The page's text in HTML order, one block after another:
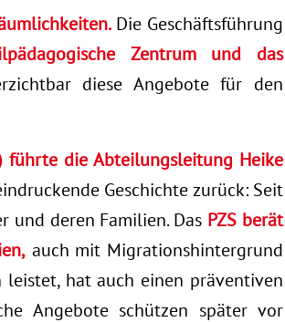
Die Geschäftsführung
Zentrum und das
diese Angebote für den
führte die Abteilungsleitung Heike
Geschichte zurück: Seit
und deren Familien. Das PZS berät
auch mit Migrationshintergrund
leistet, hat auch einen präventiven
Angebote schützen später vor